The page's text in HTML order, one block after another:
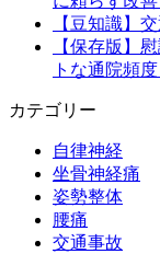
【豆知識】
【保存版】
トな通院頻
カテゴリー
自律神経
坐骨神経痛
姿勢整体
腰痛
交通事故